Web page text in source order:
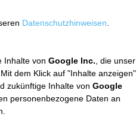
Datenschutzhinweisen
Inhalte von Google Inc. , die unser
dem Klick auf "Inhalte anzeigen"
zukünftige Inhalte von Google
personenbezogene Daten an